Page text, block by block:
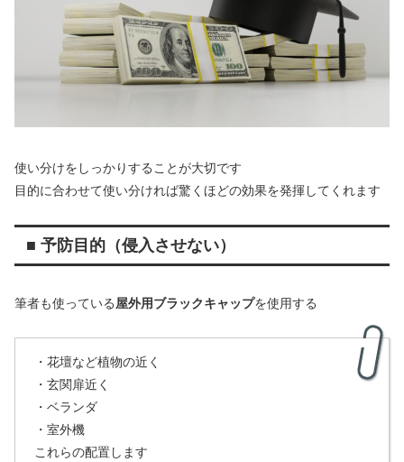
使い分けをしっかりすることが大切です
目的に合わせて使い分ければ驚くほどの効果を発揮してくれます
■ 予防目的（侵入させない）
筆者も使っている屋外用ブラックキャップを使用する
・花壇など植物の近く
・玄関扉近く
・ベランダ
・室外機
これらの配置します